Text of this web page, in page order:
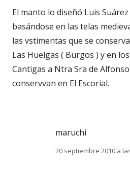
El manto lo diseñó Luis
basándose en las telas
las vstimentas que se
Las Huelgas ( Burgos ) y en
Cantigas a Ntra Sra de Alfonso
conservvan en El Escorial.
maruchi
20 septiembre 2010 a